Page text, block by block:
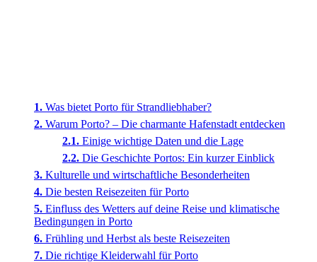
Was bietet Porto für Strandliebhaber?
Warum Porto? – Die charmante Hafenstadt entdecken
Einige wichtige Daten und die Lage
Die Geschichte Portos: Ein kurzer Einblick
Kulturelle und wirtschaftliche Besonderheiten
Die besten Reisezeiten für Porto
Einfluss des Wetters auf deine Reise und klimatische
Bedingungen in Porto
Frühling und Herbst als beste Reisezeiten
Die richtige Kleiderwahl für Porto